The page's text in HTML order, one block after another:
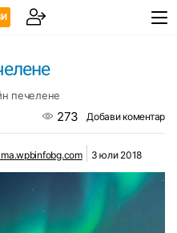
печелене
273 Добави коментар
3 юли 2018